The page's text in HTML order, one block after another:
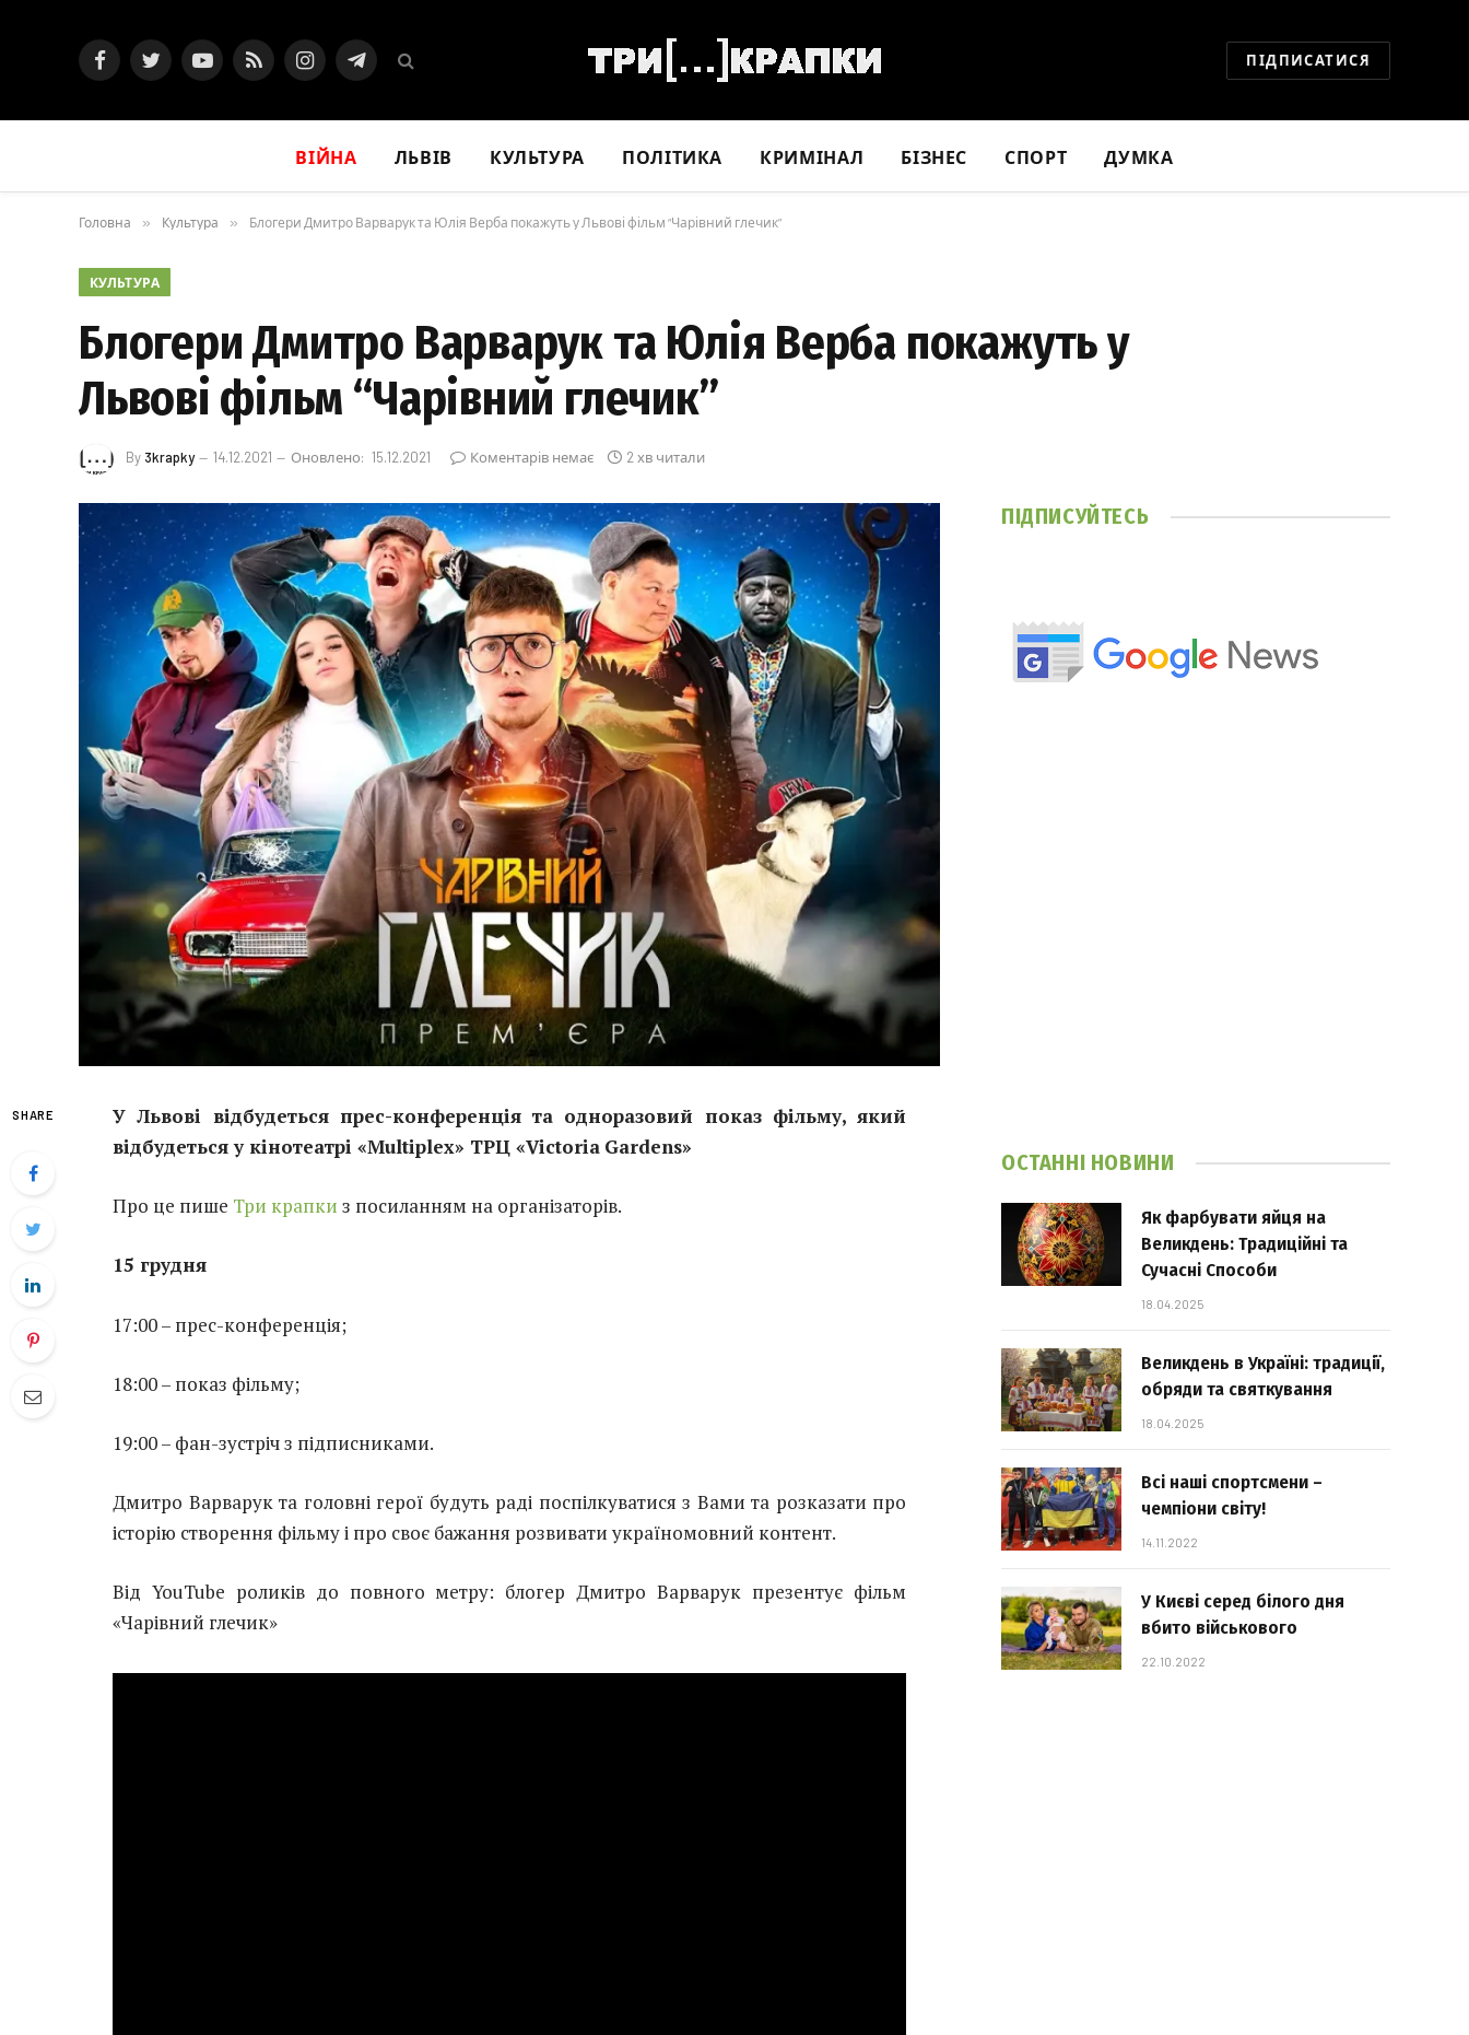
FacebookTwitterYouTubeRSS InstagramTelegram ПІДПИСАТИСЯ
ВІЙНА ЛЬВІВ КУЛЬТУРА ПОЛІТИКА КРИМІНАЛ БІЗНЕС СПОРТ ДУМКА
Головна » Культура » Блогери Дмитро Варварук та Юлія Верба покажуть у Львові фільм “Чарівний глечик”
КУЛЬТУРА
Блогери Дмитро Варварук та Юлія Верба покажуть у
Львові фільм “Чарівний глечик”
By 3krapky 14.12.2021 Оновлено: 15.12.2021 Коментарів немає 2 хв читали
SHARE
У Львові відбудеться прес-конференція та одноразовий показ фільму, який
відбудеться у кінотеатрі «Multiplex» ТРЦ «Victoria Gardens»
Про це пише Три крапки з посиланням на організаторів.
15 грудня
17:00 – прес-конференція;
18:00 – показ фільму;
19:00 – фан-зустріч з підписниками.
Дмитро Варварук та головні герої будуть раді поспілкуватися з Вами та розказати про
історію створення фільму і про своє бажання розвивати україномовний контент.
Від YouTube роликів до повного метру: блогер Дмитро Варварук презентує фільм
«Чарівний глечик»
ПІДПИСУЙТЕСЬ
ОСТАННІ НОВИНИ
Як фарбувати яйця на
Великдень: Традиційні та
Сучасні Способи
18.04.2025
Великдень в Україні: традиції,
обряди та святкування
18.04.2025
Всі наші спортсмени –
чемпіони світу!
14.11.2022
У Києві серед білого дня
вбито військового
22.10.2022